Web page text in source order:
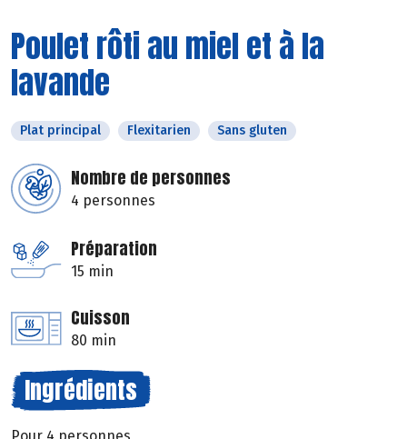
Poulet rôti au miel et à la
lavande
Plat principal Flexitarien Sans gluten
Nombre de personnes
4 personnes
Préparation
15 min
Cuisson
80 min
Ingrédients